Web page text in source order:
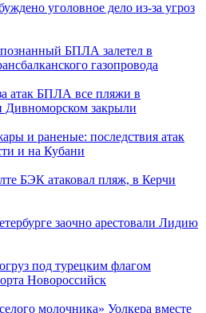
уголовное дело из-за угроз
БПЛА залетел в
газопровода
атак БПЛА все пляжи в
Дивноморском закрыли
и раненые: последствия атак
и на Кубани
БЭК атаковал пляж, в Керчи
заочно арестовали Лидию
под турецким флагом
Новороссийск
молочника» Уолкера вместе